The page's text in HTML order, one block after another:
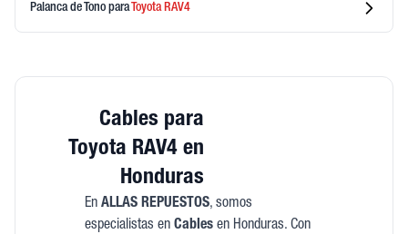
Palanca de Tono paraToyotaRAV4
Cables para
Toyota RAV4 en
Honduras
En ALLAS REPUESTOS, somos
especialistas en Cablesen Honduras. Con